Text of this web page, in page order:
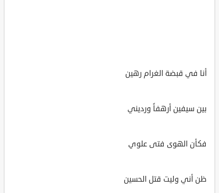
أنا في قبضة الغرام رهين
بين سيفين أرهفاً ورديني
فكأن الهوى فتى علوي
ظن أني وليت قتل الحسين